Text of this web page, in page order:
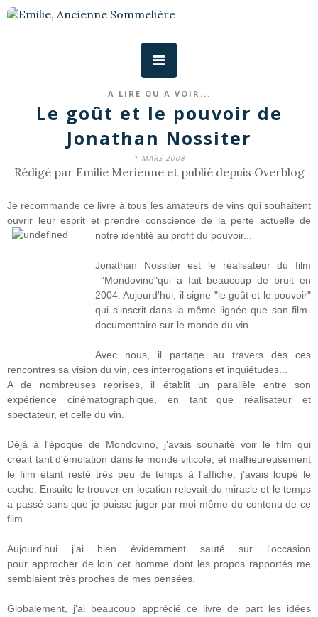
A LIRE OU A VOIR...
Le goût et le pouvoir de
Jonathan Nossiter
1 MARS 2008
Rédigé par Emilie Merienne et publié depuis Overblog
Je recommande ce livre à tous les amateurs de vins qui souhaitent
ouvrir leur esprit et prendre conscience de la perte actuelle de
notre identité au profit du pouvoir...
Jonathan Nossiter est le réalisateur du film
"Mondovino"qui a fait beaucoup de bruit en
2004. Aujourd'hui, il signe "le goût et le pouvoir"
qui s'inscrit dans la même lignée que son film-
documentaire sur le monde du vin.
Avec nous, il partage au travers des ces
rencontres sa vision du vin, ces interrogations et inquiétudes...
A de nombreuses reprises, il établit un parallèle entre son
expérience cinématographique, en tant que réalisateur et
spectateur, et celle du vin.
Déjà à l'époque de Mondovino, j'avais souhaité voir le film qui
créait tant d'émulation dans le monde viticole, et malheureusement
le film étant resté très peu de temps à l'affiche, j'avais loupé le
coche. Ensuite le trouver en location relevait du miracle et le temps
a passé sans que je puisse juger par moi-même du contenu de ce
film.
Aujourd'hui j'ai bien évidemment sauté sur l'occasion
pour approcher de loin cet homme dont les propos rapportés me
semblaient très proches de mes pensées.
Globalement, j'ai beaucoup apprécié ce livre de part les idées